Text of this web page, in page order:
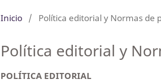
Inicio / Política editorial y Normas de
Política editorial y
POLÍTICA EDITORIAL